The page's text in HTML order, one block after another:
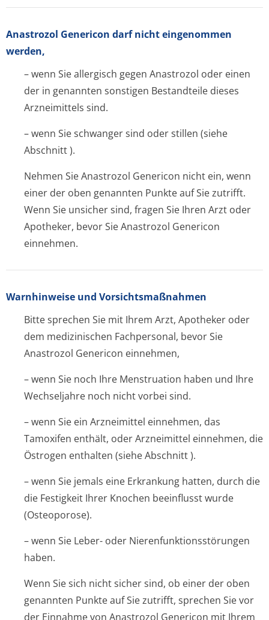
Anastrozol Genericon darf nicht eingenommen
werden,
– wenn Sie allergisch gegen Anastrozol oder einen
der in genannten sonstigen Bestandteile dieses
Arzneimittels sind.
– wenn Sie schwanger sind oder stillen (siehe
Abschnitt ).
Nehmen Sie Anastrozol Genericon nicht ein, wenn
einer der oben genannten Punkte auf Sie zutrifft.
Wenn Sie unsicher sind, fragen Sie Ihren Arzt oder
Apotheker, bevor Sie Anastrozol Genericon
einnehmen.
Warnhinweise und Vorsichtsmaßnahmen
Bitte sprechen Sie mit Ihrem Arzt, Apotheker oder
dem medizinischen Fachpersonal, bevor Sie
Anastrozol Genericon einnehmen,
– wenn Sie noch Ihre Menstruation haben und Ihre
Wechseljahre noch nicht vorbei sind.
– wenn Sie ein Arzneimittel einnehmen, das
Tamoxifen enthält, oder Arzneimittel einnehmen, die
Östrogen enthalten (siehe Abschnitt).
– wenn Sie jemals eine Erkrankung hatten, durch die
die Festigkeit Ihrer Knochen beeinflusst wurde
(Osteoporose).
– wenn Sie Leber- oder Nierenfunktion­sstörungen
haben.
Wenn Sie sich nicht sicher sind, ob einer der oben
genannten Punkte auf Sie zutrifft, sprechen Sie vor
der Einnahme von Anastrozol Genericon mit Ihrem